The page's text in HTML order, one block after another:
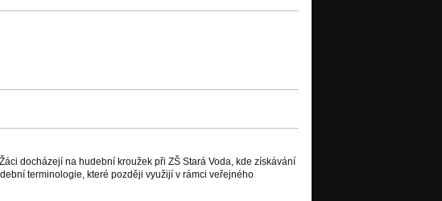
docházejí na hudební kroužek při ZŠ Stará Voda, kde získávání
terminologie, které později využijí v rámci veřejného